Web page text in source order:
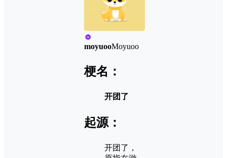
moyuooMoyuoo
梗名：
开团了
起源：
开团了，